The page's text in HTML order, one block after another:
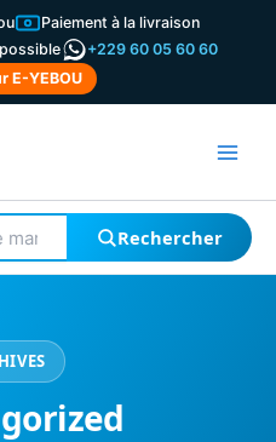
Paiement à la livraison
+229 60 05 60 60
E-YEBOU
Rechercher